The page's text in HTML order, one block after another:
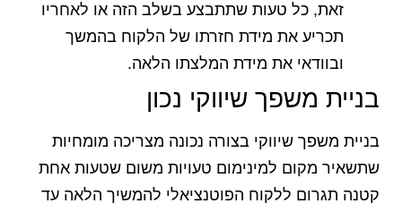
זאת, כל טעות שתתבצע בשלב הזה או לאחריו
תכריע את מידת חזרתו של הלקוח בהמשך
ובוודאי את מידת המלצתו הלאה.
בניית משפך שיווקי נכון
בניית משפך שיווקי בצורה נכונה מצריכה מומחיות
שתשאיר מקום למינימום טעויות משום שטעות אחת
קטנה תגרום ללקוח הפוטנציאלי להמשיך הלאה עד